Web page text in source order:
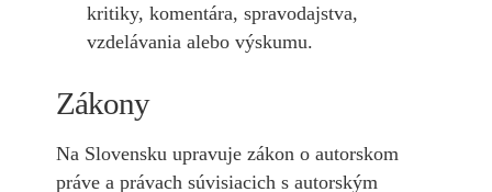
kritiky, komentára, spravodajstva,
vzdelávania alebo výskumu.
Zákony
Na Slovensku upravuje zákon o autorskom
práve a právach súvisiacich s autorským